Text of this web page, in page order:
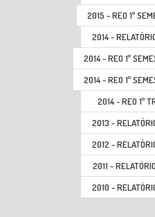
2015 - REO 1º
2014 -
2014 - REO 1º
2014 - REO 1º
2014 - REO 1º
2013 -
2012 -
2011 -
2010 -